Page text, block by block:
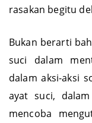
rasakan begitu
Bukan berarti
suci dalam
dalam aksi-aksi
ayat suci,
mencoba